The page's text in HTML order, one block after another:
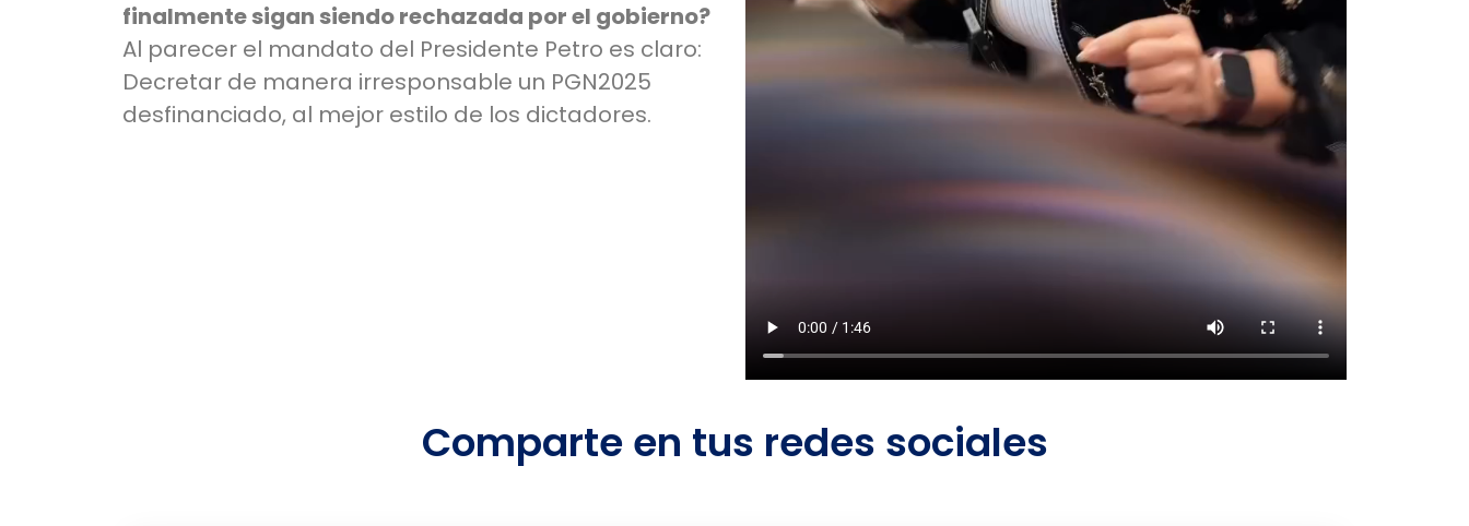
finalmente sigan siendo rechazada por el gobierno?
Al parecer el mandato del Presidente Petro es claro:
Decretar de manera irresponsable un PGN2025
desfinanciado, al mejor estilo de los dictadores.
Comparte en tus redes sociales